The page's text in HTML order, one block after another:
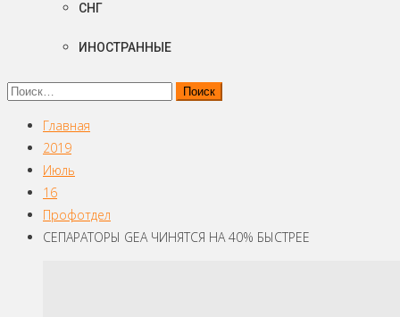
СНГ
ИНОСТРАННЫЕ
Найти:
Главная
2019
Июль
16
Профотдел
СЕПАРАТОРЫ GEA ЧИНЯТСЯ НА 40% БЫСТРЕЕ